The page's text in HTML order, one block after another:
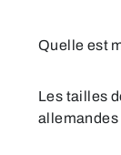
Quelle est
Les tailles
allemandes